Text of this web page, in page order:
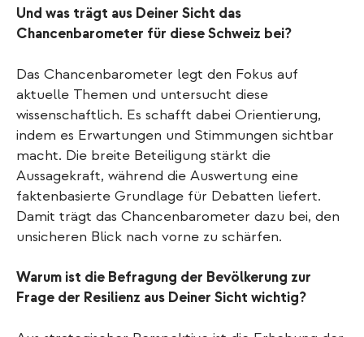
Und was trägt aus Deiner Sicht das
Chancenbarometer für diese Schweiz bei?
Das Chancenbarometer legt den Fokus auf
aktuelle Themen und untersucht diese
wissenschaftlich. Es schafft dabei Orientierung,
indem es Erwartungen und Stimmungen sichtbar
macht. Die breite Beteiligung stärkt die
Aussagekraft, während die Auswertung eine
faktenbasierte Grundlage für Debatten liefert.
Damit trägt das Chancenbarometer dazu bei, den
unsicheren Blick nach vorne zu schärfen.
Warum ist die Befragung der Bevölkerung zur
Frage der Resilienz aus Deiner Sicht wichtig?